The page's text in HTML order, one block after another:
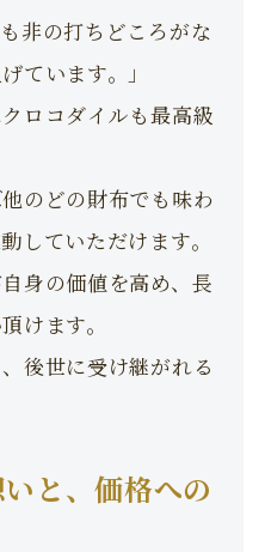
非の打ちどころがな
ています。」
ロコダイルも最高級
のどの財布でも味わ
していただけます。
身の価値を高め、長
けます。
後世に受け継がれる
いと、価格への